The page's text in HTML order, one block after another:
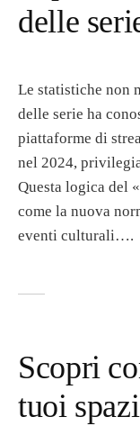
delle
Le statistiche non
delle serie ha
piattaforme di
nel 2024,
Questa logica del
come la nuova
eventi culturali….
Scopri
tuoi